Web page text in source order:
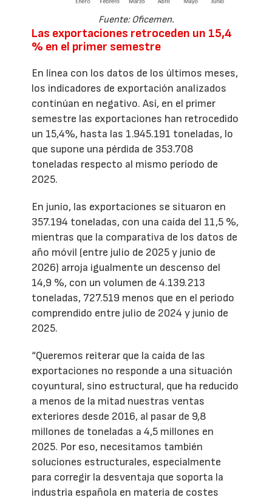
Fuente: Oficemen.
Las exportaciones retroceden un 15,4
% en el primer semestre
En línea con los datos de los últimos meses,
los indicadores de exportación analizados
continúan en negativo. Así, en el primer
semestre las exportaciones han retrocedido
un 15,4%, hasta las 1.945.191 toneladas, lo
que supone una pérdida de 353.708
toneladas respecto al mismo período de
2025.
En junio, las exportaciones se situaron en
357.194 toneladas, con una caída del 11,5 %,
mientras que la comparativa de los datos de
año móvil (entre julio de 2025 y junio de
2026) arroja igualmente un descenso del
14,9 %, con un volumen de 4.139.213
toneladas, 727.519 menos que en el periodo
comprendido entre julio de 2024 y junio de
2025.
“Queremos reiterar que la caída de las
exportaciones no responde a una situación
coyuntural, sino estructural, que ha reducido
a menos de la mitad nuestras ventas
exteriores desde 2016, al pasar de 9,8
millones de toneladas a 4,5 millones en
2025. Por eso, necesitamos también
soluciones estructurales, especialmente
para corregir la desventaja que soporta la
industria española en materia de costes